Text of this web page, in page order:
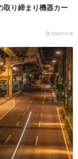
取り締まり機器カー
2020/11/16